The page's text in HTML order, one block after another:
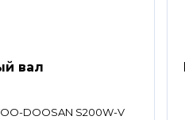
вал
DOOSAN S200W-V